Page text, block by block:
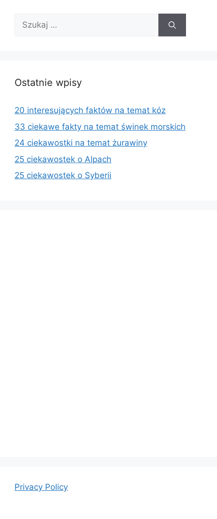
Szukaj:
Ostatnie wpisy
20 interesujących faktów na temat kóz
33 ciekawe fakty na temat świnek morskich
24 ciekawostki na temat żurawiny
25 ciekawostek o Alpach
25 ciekawostek o Syberii
Privacy Policy